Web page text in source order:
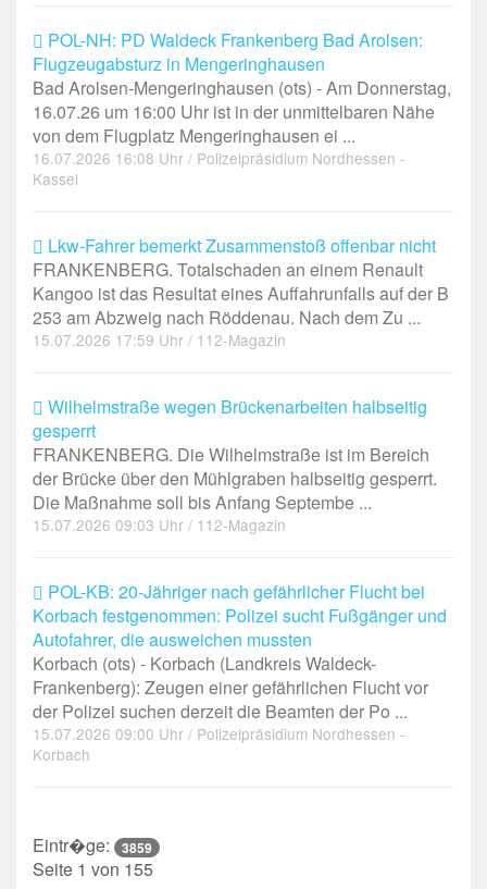
POL-NH: PD Waldeck Frankenberg Bad Arolsen:
Flugzeugabsturz in Mengeringhausen
Bad Arolsen-Mengeringhausen (ots) - Am Donnerstag,
16.07.26 um 16:00 Uhr ist in der unmittelbaren Nähe
von dem Flugplatz Mengeringhausen ei ...
16.07.2026 16:08 Uhr / Polizeipräsidium Nordhessen -
Kassel
Lkw-Fahrer bemerkt Zusammenstoß offenbar nicht
FRANKENBERG. Totalschaden an einem Renault
Kangoo ist das Resultat eines Auffahrunfalls auf der B
253 am Abzweig nach Röddenau. Nach dem Zu ...
15.07.2026 17:59 Uhr / 112-Magazin
Wilhelmstraße wegen Brückenarbeiten halbseitig
gesperrt
FRANKENBERG. Die Wilhelmstraße ist im Bereich
der Brücke über den Mühlgraben halbseitig gesperrt.
Die Maßnahme soll bis Anfang Septembe ...
15.07.2026 09:03 Uhr / 112-Magazin
POL-KB: 20-Jähriger nach gefährlicher Flucht bei
Korbach festgenommen: Polizei sucht Fußgänger und
Autofahrer, die ausweichen mussten
Korbach (ots) - Korbach (Landkreis Waldeck-
Frankenberg): Zeugen einer gefährlichen Flucht vor
der Polizei suchen derzeit die Beamten der Po ...
15.07.2026 09:00 Uhr / Polizeipräsidium Nordhessen -
Korbach
Eintr�ge: 3859
Seite 1 von 155